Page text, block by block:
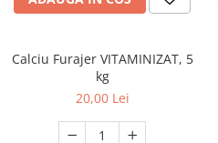
FRESH FARM
MY LOVE
RECOMPENSE
ACCESORII
FARMINA
FRESH FARM
ACCESORII
Calciu Furajer VITAMINIZAT, 5
kg
20,00 Lei